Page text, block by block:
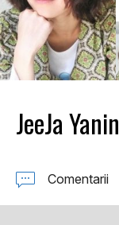
JeeJa Yanin
Comentarii